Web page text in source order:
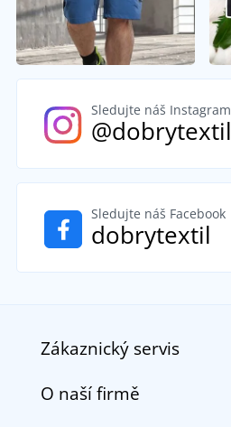
Sledujte náš Instagram
@dobrytextil
Sledujte náš Facebook
dobrytextil
Zákaznický servis
Kontakt
O naší firmě